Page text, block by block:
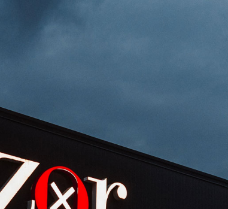
Fahnenmasten